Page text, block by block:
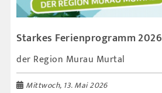
Starkes Ferienprogramm 2026
der Region Murau Murtal
Mittwoch, 13. Mai 2026